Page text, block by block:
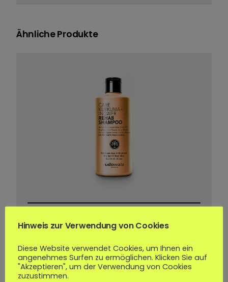
Ähnliche Produkte
inkl. 19 % MwSt.
zzgl.Versandkosten
Hinweis zur Verwendung von Cookies
Diese Website verwendet Cookies, um Ihnen ein
angenehmes Surfen zu ermöglichen. Klicken Sie auf
"Akzeptieren", um der Verwendung von Cookies
zuzustimmen.